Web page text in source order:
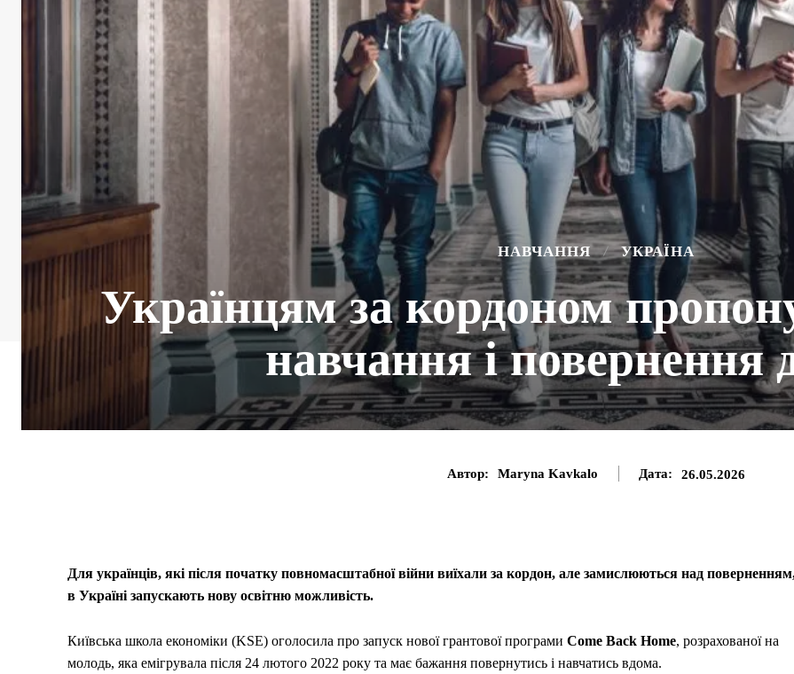
НАВЧАННЯ УКРАЇНА
Українцям за кордоном
навчання і повернення
Автор: Maryna Kavkalo Дата: 26.05.2026
Для українців, які після початку повномасштабної війни виїхали за кордон, але замислюються над
в Україні запускають нову освітню можливість.
Київська школа економіки (KSE) оголосила про запуск нової грантової програми Come Back Home, розрахованої на
молодь, яка емігрувала після 24 лютого 2022 року та має бажання повернутись і навчатись вдома.